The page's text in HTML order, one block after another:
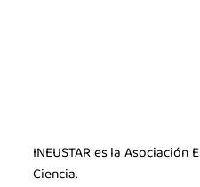
INEUSTAR es la
Ciencia.